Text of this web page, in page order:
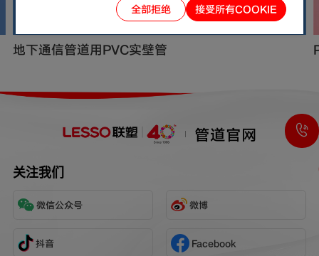
地下通信管道用PVC实壁管
管道官网
关注我们
微信公众号 微博
抖音 Facebook
全部拒绝
接受所有COOKIE